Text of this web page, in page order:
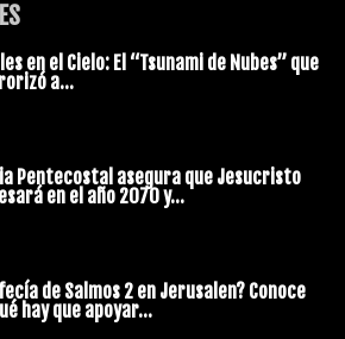
en el Cielo: El “Tsunami de Nubes” que
a...
Pentecostal asegura que Jesucristo
en el año 2070 y...
de Salmos 2 en Jerusalen? Conoce
hay que apoyar...